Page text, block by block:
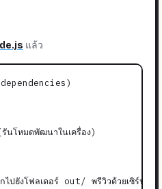
แล้ว
หมดพัฒนาในเครื่อง)
ยังโฟลเดอร์ out/ พรีวิวด้วยเซิร์ฟเวอ